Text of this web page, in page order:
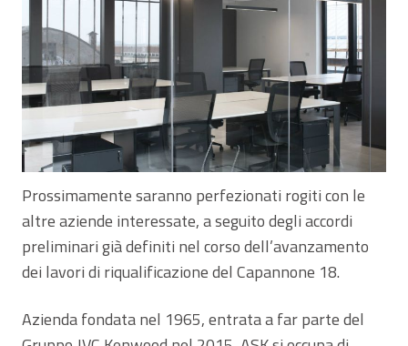
Prossimamente saranno perfezionati rogiti con le
altre aziende interessate, a seguito degli accordi
preliminari già definiti nel corso dell’avanzamento
dei lavori di riqualificazione del Capannone 18.
Azienda fondata nel 1965, entrata a far parte del